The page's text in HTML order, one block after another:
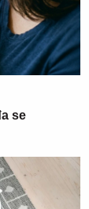
se